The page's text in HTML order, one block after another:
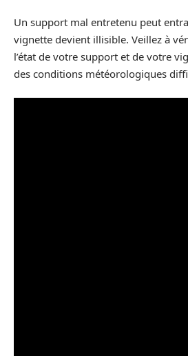
Un support mal entretenu peut
vignette devient illisible. Veillez à
l’état de votre support et de votre
des conditions météorologiques